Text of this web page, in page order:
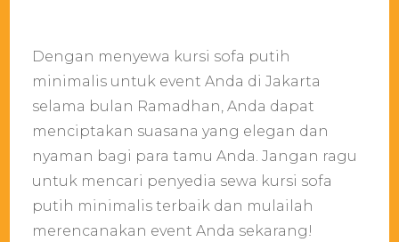
Dengan menyewa kursi sofa putih
minimalis untuk event Anda di Jakarta
selama bulan Ramadhan, Anda dapat
menciptakan suasana yang elegan dan
nyaman bagi para tamu Anda. Jangan ragu
untuk mencari penyedia sewa kursi sofa
putih minimalis terbaik dan mulailah
merencanakan event Anda sekarang!